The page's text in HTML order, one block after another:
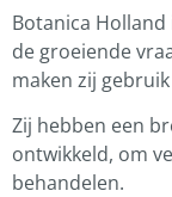
Botanica
de groeiende
maken zij
Zij hebben een
ontwikkeld, om
behandelen.